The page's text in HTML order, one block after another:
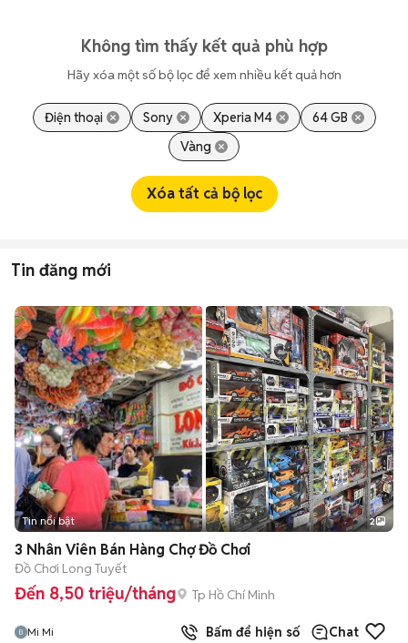
Không tìm thấy kết quả phù hợp
Hãy xóa một số bộ lọc để xem nhiều kết quả hơn
Điện thoại Sony Xperia M4
64 GB
Vàng
Xóa tất cả bộ lọc
Tin đăng mới
Tin nổi bật 2
3 Nhân Viên Bán Hàng Chợ Đồ Chơi
Đồ Chơi Long Tuyết
Đến 8,50 triệu/tháng Tp Hồ Chí Minh
Mi Mi Bấm để hiện số Chat